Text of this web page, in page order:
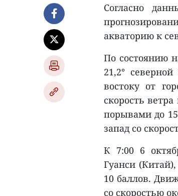
Согласно
акваторию к
По состоянию
21,2°
востоку от
скорость
порывами до
запад со
К 7:00 6
Гуанси
10 баллов.
со скоростью